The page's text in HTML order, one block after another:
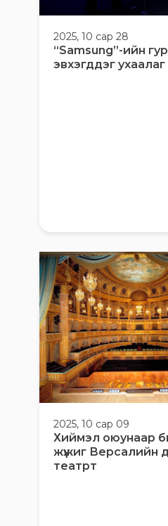
2025, 10 сар 28
“Samsung”-ийн
эвхэгддэг
2025, 10 сар 09
Хиймэл оюунаар
жүжиг Версалийн
театрт